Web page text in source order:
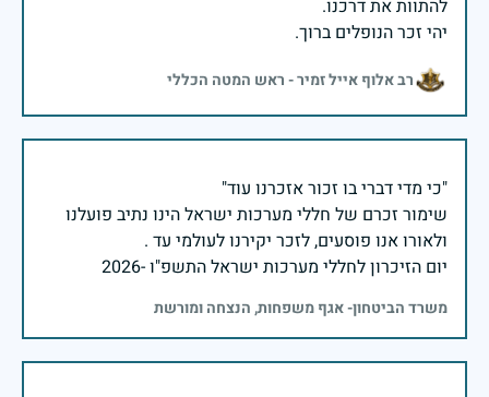
יהי זכר הנופלים ברוך.
רב אלוף אייל זמיר - ראש המטה הכללי
שימור זכרם של חללי מערכות ישראל הינו נתיב פועלנו
יום הזיכרון לחללי מערכות ישראל התשפ"ו -2026
משרד הביטחון- אגף משפחות, הנצחה ומורשת